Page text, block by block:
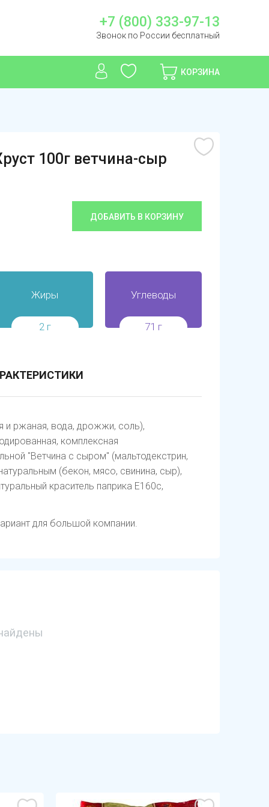
+7 (800) 333-97-13
Звонок по России бесплатный
КОРЗИНА
100г ветчина-сыр
ДОБАВИТЬ В КОРЗИНУ
Жиры
2 г
Углеводы
71 г
и ржаная, вода, дрожжи, соль),
комплексная
"Ветчина с сыром" (мальтодекстрин,
(бекон, мясо, свинина, сыр),
краситель паприка Е160с,
для большой компании.